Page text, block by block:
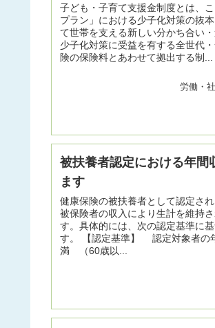
子ども・子育て支援金制度とは、
プラン」における少子化対策の抜
て世帯を支える新しい分かち合い
少子化対策に受益を有する全世代
険の保険料とあわせて拠出する制...
労働・
被扶養者認定における年間
ます
健康保険の被扶養者として認定さ
被保険者の収入により生計を維持
す。具体的には、次の認定基準に
す。 【認定基準】 認定対象者の
満 （60歳以...